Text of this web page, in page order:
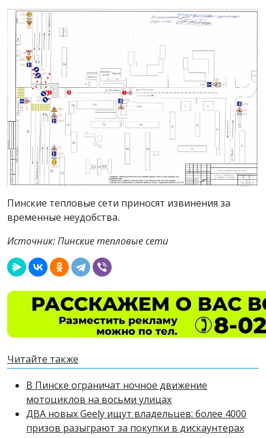
Пинские тепловые сети приносят извинения за
временные неудобства.
Источник: Пинские тепловые сети
Читайте также
В Пинске ограничат ночное движение
мотоциклов на восьми улицах
ДВА новых Geely ищут владельцев: более 4000
призов разыграют за покупки в дискаунтерах